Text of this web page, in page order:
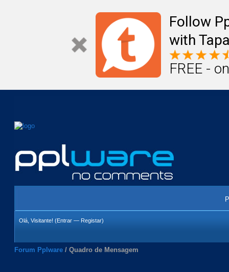
Follow
with
FREE -
Olá, Visitante! (Entrar — Registar)
Forum Pplware / Quadro de Mensagem